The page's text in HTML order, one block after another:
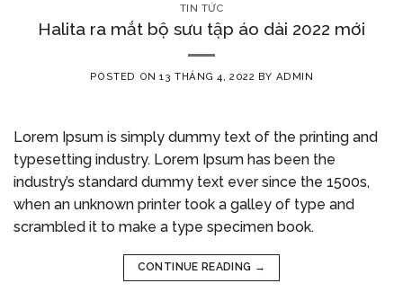
TIN TỨC
Halita ra mắt bộ sưu tập áo dài 2022 mới
POSTED ON13 THÁNG 4, 2022 BY ADMIN
Lorem Ipsum is simply dummy text of the printing and
typesetting industry. Lorem Ipsum has been the
industry’s standard dummy text ever since the 1500s,
when an unknown printer took a galley of type and
scrambled it to make a type specimen book.
CONTINUE READING →